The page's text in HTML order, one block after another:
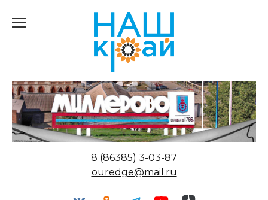
8 (86385) 3-03-87
ouredge@mail.ru